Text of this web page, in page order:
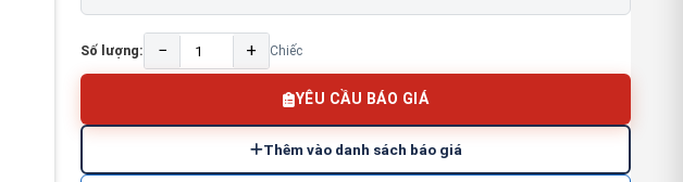
Số lượng: − + Chiếc
YÊU CẦU BÁO GIÁ
Thêm vào danh sách báo giá